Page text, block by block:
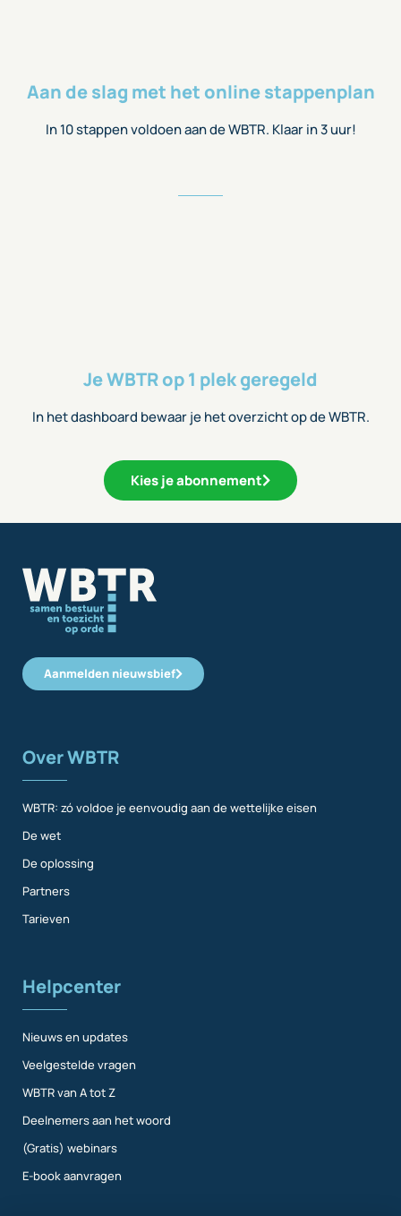
Aan de slag met het online stappenplan
In 10 stappen voldoen aan de WBTR. Klaar in 3 uur!
Je WBTR op 1 plek geregeld
In het dashboard bewaar je het overzicht op de WBTR.
Kies je abonnement
Aanmelden nieuwsbief
Over WBTR
WBTR: zó voldoe je eenvoudig aan de wettelijke eisen
De wet
De oplossing
Partners
Tarieven
Helpcenter
Nieuws en updates
Veelgestelde vragen
WBTR van A tot Z
Deelnemers aan het woord
(Gratis) webinars
E-book aanvragen